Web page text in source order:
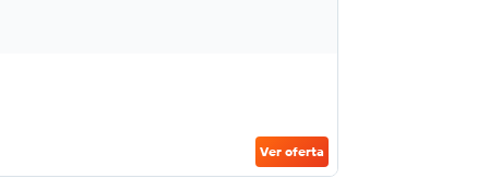
Ver oferta